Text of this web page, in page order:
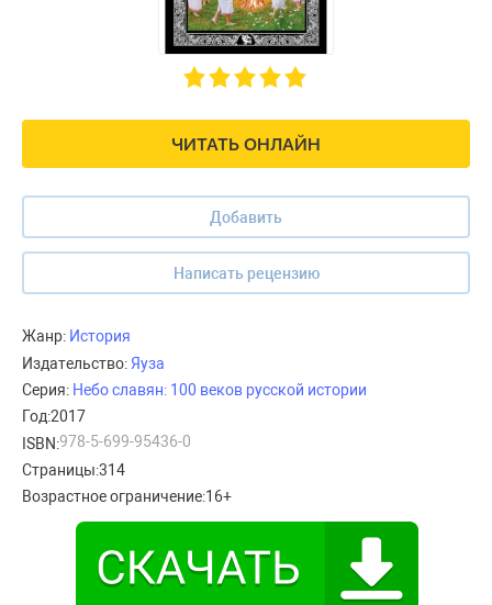
ЧИТАТЬ ОНЛАЙН
Добавить
Написать рецензию
Жанр: История
Издательство: Яуза
Серия: Небо славян: 100 веков русской истории
Год:2017
ISBN:978-5-699-95436-0
Страницы:314
Возрастное ограничение:16+